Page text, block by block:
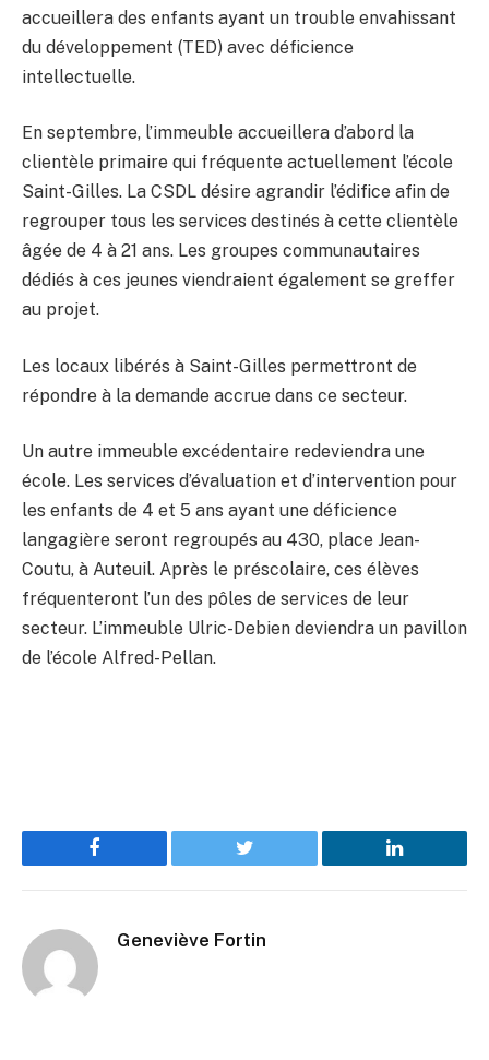
accueillera des enfants ayant un trouble envahissant
du développement (TED) avec déficience
intellectuelle.
En septembre, l’immeuble accueillera d’abord la
clientèle primaire qui fréquente actuellement l’école
Saint-Gilles. La CSDL désire agrandir l’édifice afin de
regrouper tous les services destinés à cette clientèle
âgée de 4 à 21 ans. Les groupes communautaires
dédiés à ces jeunes viendraient également se greffer
au projet.
Les locaux libérés à Saint-Gilles permettront de
répondre à la demande accrue dans ce secteur.
Un autre immeuble excédentaire redeviendra une
école. Les services d’évaluation et d’intervention pour
les enfants de 4 et 5 ans ayant une déficience
langagière seront regroupés au 430, place Jean-
Coutu, à Auteuil. Après le préscolaire, ces élèves
fréquenteront l’un des pôles de services de leur
secteur. L’immeuble Ulric-Debien deviendra un pavillon
de l’école Alfred-Pellan.
Facebook Twitter LinkedIn
Geneviève Fortin